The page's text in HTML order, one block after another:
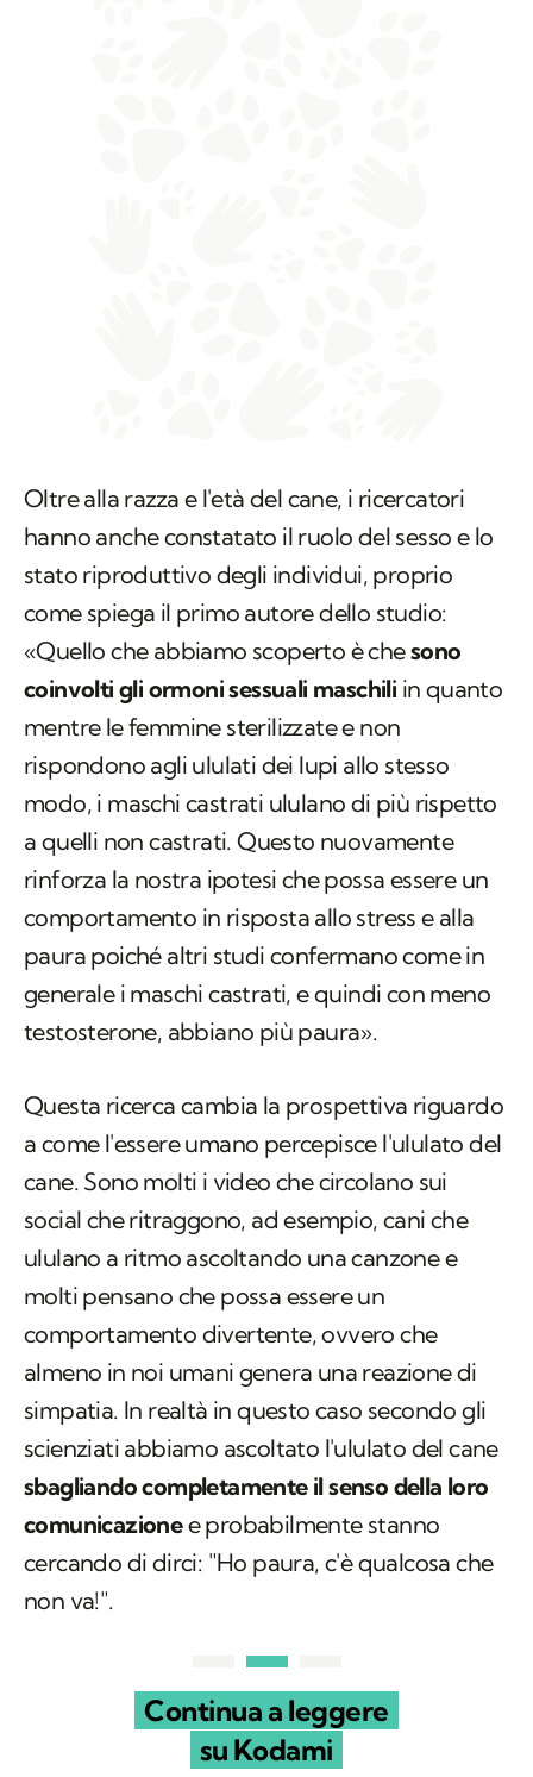
Oltre alla razza e l'età del cane, i ricercatori
hanno anche constatato il ruolo del sesso e lo
stato riproduttivo degli individui, proprio
come spiega il primo autore dello studio:
«Quello che abbiamo scoperto è chesono
coinvolti gli ormoni sessuali maschili in quanto
mentre le femmine sterilizzate e non
rispondono agli ululati dei lupi allo stesso
modo, i maschi castrati ululano di più rispetto
a quelli non castrati. Questo nuovamente
rinforza la nostra ipotesi che possa essere un
comportamento in risposta allo stress e alla
paura poiché altri studi confermano come in
generale i maschi castrati, e quindi con meno
testosterone, abbiano più paura».
Questa ricerca cambia la prospettiva riguardo
a come l'essere umano percepisce l'ululato del
cane. Sono molti i video che circolano sui
social che ritraggono, ad esempio, cani che
ululano a ritmo ascoltando una canzone e
molti pensano che possa essere un
comportamento divertente, ovvero che
almeno in noi umani genera una reazione di
simpatia. In realtà in questo caso secondo gli
scienziati abbiamo ascoltato l'ululato del cane
sbagliando completamente il senso della loro
comunicazionee probabilmente stanno
cercando di dirci: "Ho paura, c'è qualcosa che
non va!".
Continua a leggere
su Kodami